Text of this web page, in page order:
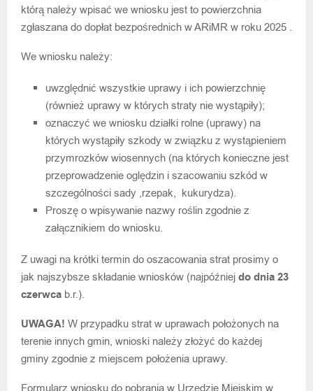
którą należy wpisać we wniosku jest to powierzchnia
zgłaszana do dopłat bezpośrednich w ARiMR w roku 2025 .
We wniosku należy:
uwzględnić wszystkie uprawy i ich powierzchnię
(również uprawy w których straty nie wystąpiły);
oznaczyć we wniosku działki rolne (uprawy) na
których wystąpiły szkody w związku z wystąpieniem
przymrozków wiosennych (na których konieczne jest
przeprowadzenie oględzin i szacowaniu szkód w
szczególności sady ,rzepak, kukurydza).
Proszę o wpisywanie nazwy roślin zgodnie z
załącznikiem do wniosku.
Z uwagi na krótki termin do oszacowania strat prosimy o
jak najszybsze składanie wniosków (najpóźniej do dnia 23
czerwca b.r.).
UWAGA! W przypadku strat w uprawach położonych na
terenie innych gmin, wnioski należy złożyć do każdej
gminy zgodnie z miejscem położenia uprawy.
Formularz wniosku do pobrania w Urzędzie Miejskim w